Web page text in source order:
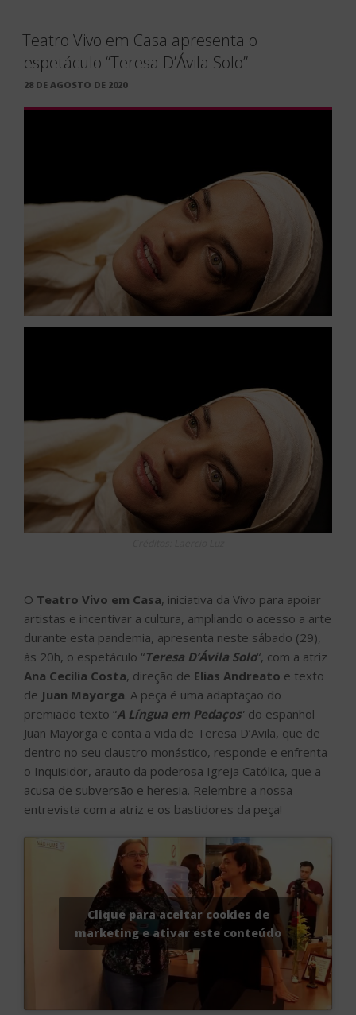
Teatro Vivo em Casa apresenta o
espetáculo “Teresa D’Ávila Solo”
PUBLICADO
28 DE AGOSTO DE 2020
O Teatro Vivo em Casa, iniciativa da Vivo para apoiar
artistas e incentivar a cultura, ampliando o acesso a arte
durante esta pandemia, apresenta neste sábado (29),
às 20h, o espetáculo “Teresa D’Ávila Solo“, com a atriz
Ana Cecília Costa, direção de Elias Andreato e texto
de Juan Mayorga. A peça é uma adaptação do
premiado texto “A Língua em Pedaços” do espanhol
Juan Mayorga e conta a vida de Teresa D’Avila, que de
dentro no seu claustro monástico, responde e enfrenta
o Inquisidor, arauto da poderosa Igreja Católica, que a
acusa de subversão e heresia. Relembre a nossa
entrevista com a atriz e os bastidores da peça!
Clique para aceitar cookies de
marketing e ativar este conteúdo